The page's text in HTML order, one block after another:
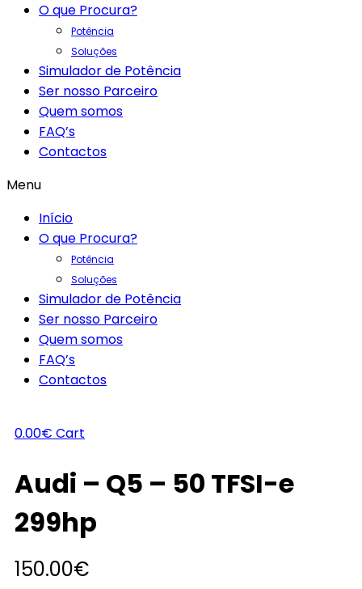
O que Procura?
Potência
Soluções
Simulador de Potência
Ser nosso Parceiro
Quem somos
FAQ’s
Contactos
Menu
Início
O que Procura?
Potência
Soluções
Simulador de Potência
Ser nosso Parceiro
Quem somos
FAQ’s
Contactos
0.00€ Cart
Audi – Q5 – 50 TFSI-e
299hp
150.00€